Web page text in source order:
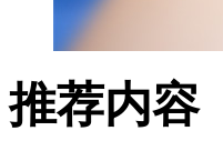
推荐内容